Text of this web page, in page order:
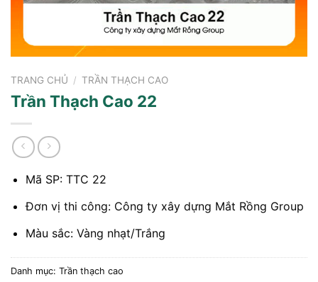
TRANG CHỦ / TRẦN THẠCH CAO
Trần Thạch Cao 22
Mã SP: TTC 22
Đơn vị thi công: Công ty xây dựng Mắt Rồng Group
Màu sắc: Vàng nhạt/Trắng
Danh mục: Trần thạch cao